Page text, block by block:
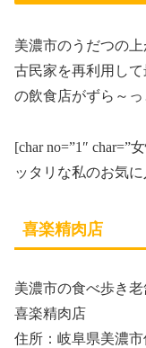
美濃市のうだつの
古民家を再利用し
の飲食店がずら～っ
[char no=”1″
ッタリな私のお気
喜楽精肉店
美濃市の食べ歩き
喜楽精肉店
住所：岐阜県美濃市